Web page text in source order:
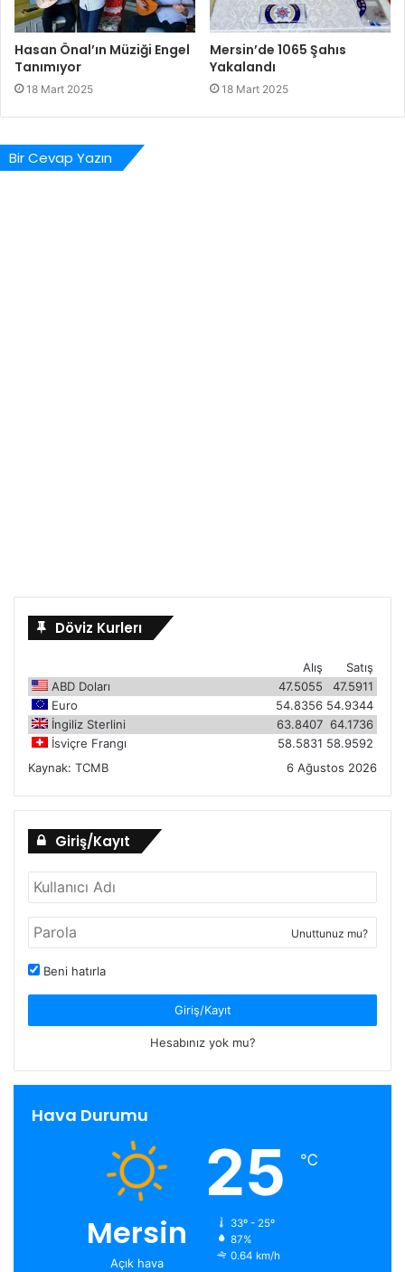
Hasan Önal’ın Müziği Engel
Tanımıyor
18 Mart 2025
Mersin’de 1065 Şahıs
Yakalandı
18 Mart 2025
Bir Cevap Yazın
Döviz Kurlerı
Satış
Alış
ABD Doları
47.5911
47.5055
Euro
54.9344
54.8356
İngiliz Sterlini
64.1736
63.8407
İsviçre Frangı
58.9592
58.5831
Kaynak: TCMB 6 Ağustos 2026
Giriş/Kayıt
Unuttunuz mu?
Beni hatırla
Giriş/Kayıt
Hesabınız yok mu?
Hava Durumu
Mersin
Açık hava
25 ℃
33º - 25º
87%
0.64 km/h